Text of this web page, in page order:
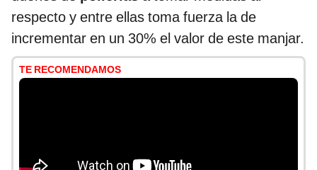
respecto y entre ellas toma fuerza la de
incrementar en un 30% el valor de este manjar.
TE RECOMENDAMOS